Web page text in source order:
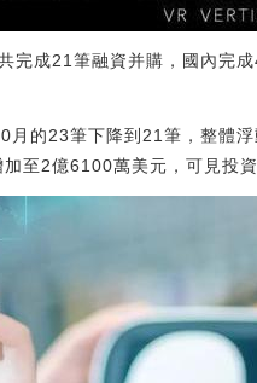
完成21筆融資并購，國內完
月的23筆下降到21筆，整體
至2億6100萬美元，可見投